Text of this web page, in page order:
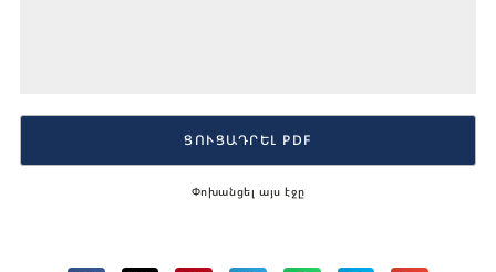
Փոխանցել այս էջը
ՑՈՒՑԱԴՐԵԼ PDF